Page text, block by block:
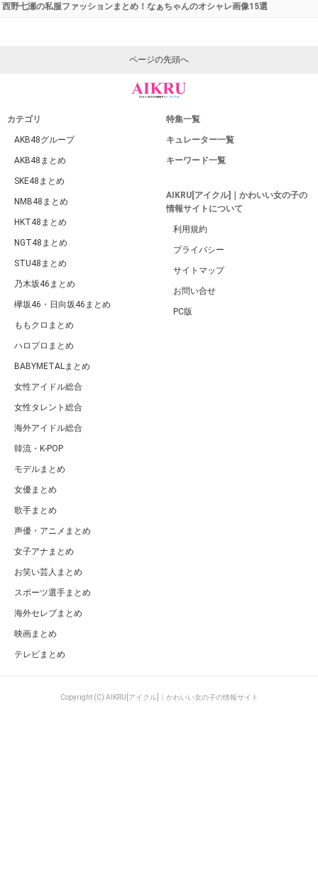
西野七瀬の私服ファッションまとめ！なぁちゃんのオシャレ画像15選
ページの先頭へ
カテゴリ
AKB48グループ
AKB48まとめ
SKE48まとめ
NMB48まとめ
HKT48まとめ
NGT48まとめ
STU48まとめ
乃木坂46まとめ
欅坂46・日向坂46まとめ
ももクロまとめ
ハロプロまとめ
BABYMETALまとめ
女性アイドル総合
女性タレント総合
海外アイドル総合
韓流・K-POP
モデルまとめ
女優まとめ
歌手まとめ
声優・アニメまとめ
女子アナまとめ
お笑い芸人まとめ
スポーツ選手まとめ
海外セレブまとめ
映画まとめ
テレビまとめ
特集一覧
キュレーター一覧
キーワード一覧
AIKRU[アイクル]｜かわいい女の子の
情報サイトについて
利用規約
プライバシー
サイトマップ
お問い合せ
PC版
Copyright (C) AIKRU[アイクル]｜かわいい女の子の情報サイト